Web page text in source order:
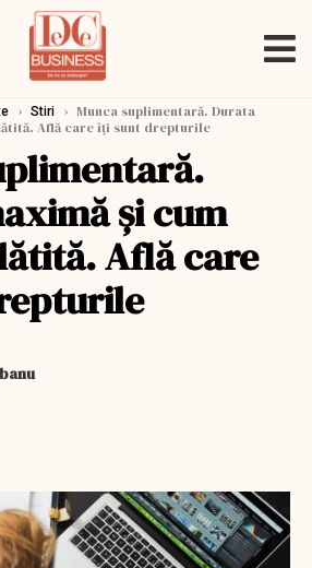
› Stiri › Munca suplimentară. Durata
Află care îţi sunt drepturile
şi cum
Află care